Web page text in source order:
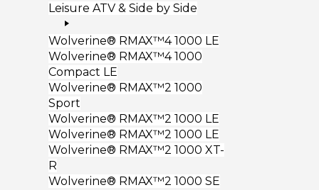
Leisure ATV & Side by Side
Wolverine® RMAX™4 1000 LE
Wolverine® RMAX™4 1000
Compact LE
Wolverine® RMAX™2 1000
Sport
Wolverine® RMAX™2 1000 LE
Wolverine® RMAX™2 1000 LE
Wolverine® RMAX™2 1000 XT-
R
Wolverine® RMAX™2 1000 SE